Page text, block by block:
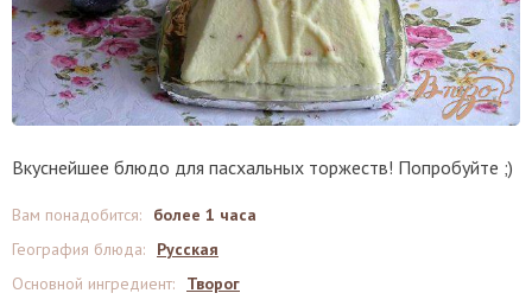
Вкуснейшее блюдо для пасхальных торжеств! Попробуйте ;)
Вам понадобится:
более 1 часа
География блюда:
Русская
Основной ингредиент:
Творог